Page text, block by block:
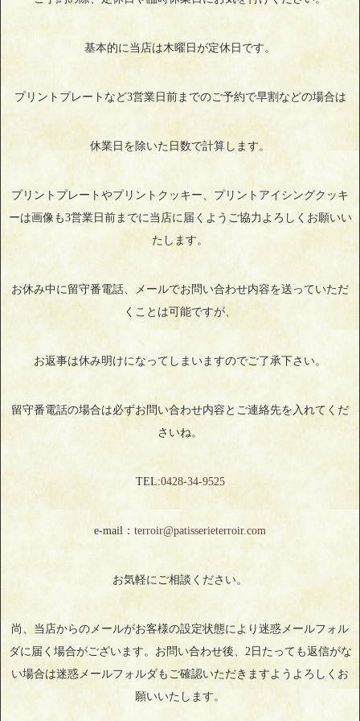
基本的に当店は木曜日が定休日です。
プリントプレートなど3営業日前までのご予約で早割などの場合は
休業日を除いた日数で計算します。
プリントプレートやプリントクッキー、プリントアイシングクッキ
ーは画像も3営業日前までに当店に届くようご協力よろしくお願いい
たします。
お休み中に留守番電話、メールでお問い合わせ内容を送っていただ
くことは可能ですが、
お返事は休み明けになってしまいますのでご了承下さい。
留守番電話の場合は必ずお問い合わせ内容とご連絡先を入れてくだ
さいね。
TEL:0428‐34‐9525
e-mail： terroir@patisserieterroir.com
お気軽にご相談ください。
尚、当店からのメールがお客様の設定状態により迷惑メールフォル
ダに届く場合がございます。お問い合わせ後、2日たっても返信がな
い場合は迷惑メールフォルダもご確認いただきますようよろしくお
願いいたします。